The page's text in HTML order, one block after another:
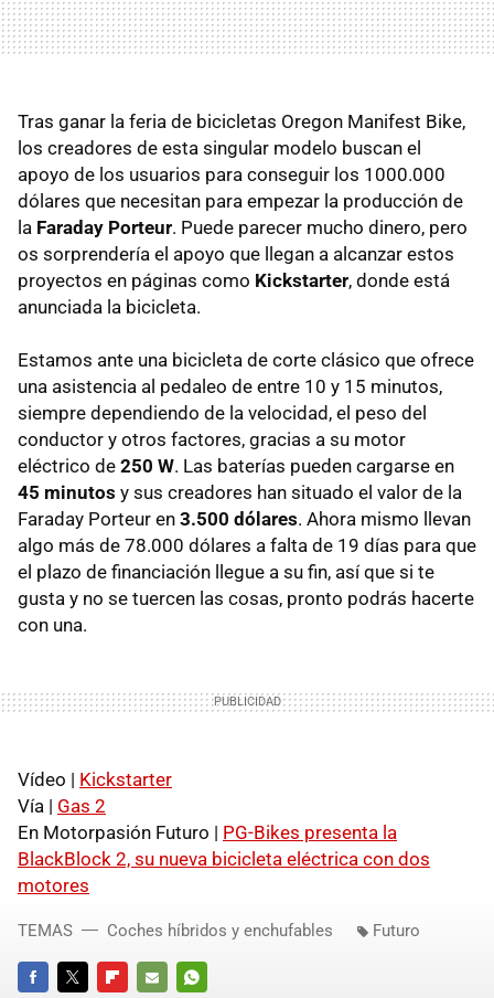
Tras ganar la feria de bicicletas Oregon Manifest Bike,
los creadores de esta singular modelo buscan el
apoyo de los usuarios para conseguir los 1000.000
dólares que necesitan para empezar la producción de
la Faraday Porteur. Puede parecer mucho dinero, pero
os sorprendería el apoyo que llegan a alcanzar estos
proyectos en páginas como Kickstarter, donde está
anunciada la bicicleta.
Estamos ante una bicicleta de corte clásico que ofrece
una asistencia al pedaleo de entre 10 y 15 minutos,
siempre dependiendo de la velocidad, el peso del
conductor y otros factores, gracias a su motor
eléctrico de 250 W. Las baterías pueden cargarse en
45 minutos y sus creadores han situado el valor de la
Faraday Porteur en 3.500 dólares. Ahora mismo llevan
algo más de 78.000 dólares a falta de 19 días para que
el plazo de financiación llegue a su fin, así que si te
gusta y no se tuercen las cosas, pronto podrás hacerte
con una.
Vídeo | Kickstarter
Vía | Gas 2
En Motorpasión Futuro | PG-Bikes presenta la
BlackBlock 2, su nueva bicicleta eléctrica con dos
motores
TEMAS Coches híbridos y enchufables Futuro